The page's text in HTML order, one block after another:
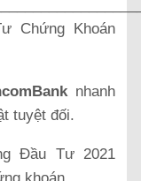
Chứng Khoán
nhanh
tuyệt đối.
Đầu Tư 2021